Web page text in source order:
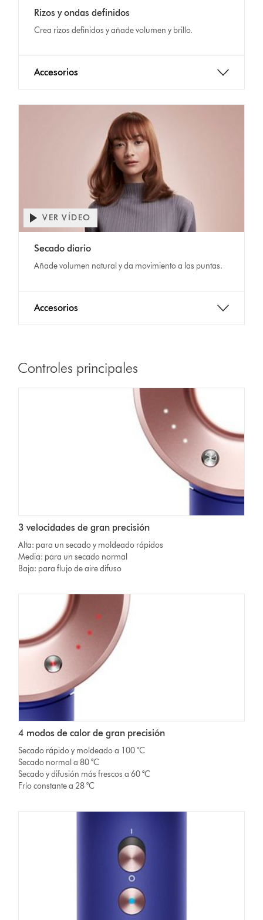
Rizos y ondas definidos
Crea rizos definidos y añade volumen y brillo.
Accesorios
VER VÍDEO
Secado diario
Añade volumen natural y da movimiento a las puntas.
Accesorios
Controles principales
3 velocidades de gran precisión
Alta: para un secado y moldeado rápidos
Media: para un secado normal
Baja: para flujo de aire difuso
4 modos de calor de gran precisión
Secado rápido y moldeado a 100 °C
Secado normal a 80 °C
Secado y difusión más frescos a 60 °C
Frío constante a 28 °C